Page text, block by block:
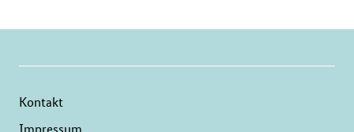
Kontakt
Impressum